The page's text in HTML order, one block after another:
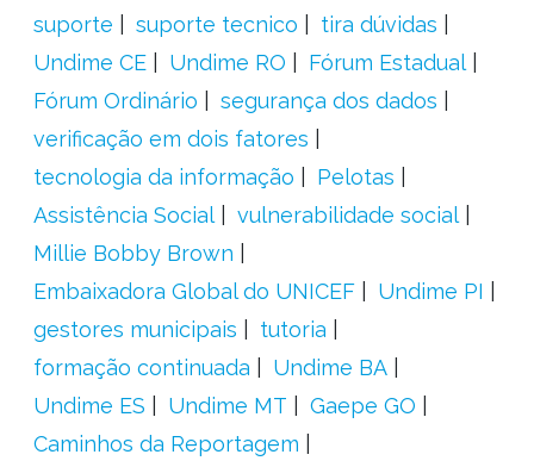
suporte
suporte tecnico
tira dúvidas
Undime CE
Undime RO
Fórum Estadual
Fórum Ordinário
segurança dos dados
verificação em dois fatores
tecnologia da informação
Pelotas
Assistência Social
vulnerabilidade social
Millie Bobby Brown
Embaixadora Global do UNICEF
Undime PI
gestores municipais
tutoria
formação continuada
Undime BA
Undime ES
Undime MT
Gaepe GO
Caminhos da Reportagem